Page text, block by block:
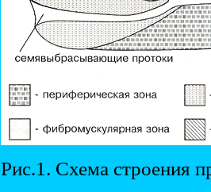
Рис.1. Схема строения